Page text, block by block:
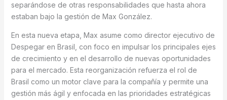
separándose de otras responsabilidades que hasta ahora
estaban bajo la gestión de Max González.
En esta nueva etapa, Max asume como director ejecutivo de
Despegar en Brasil, con foco en impulsar los principales ejes
de crecimiento y en el desarrollo de nuevas oportunidades
para el mercado. Esta reorganización refuerza el rol de
Brasil como un motor clave para la compañía y permite una
gestión más ágil y enfocada en las prioridades estratégicas